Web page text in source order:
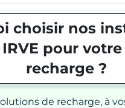
choisir nos
pour
recharge ?
de recharge, à